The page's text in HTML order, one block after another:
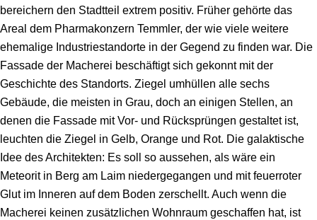
bereichern den Stadtteil extrem positiv. Früher gehörte das
Areal dem Pharmakonzern Temmler, der wie viele weitere
ehemalige Industriestandorte in der Gegend zu finden war. Die
Fassade der Macherei beschäftigt sich gekonnt mit der
Geschichte des Standorts. Ziegel umhüllen alle sechs
Gebäude, die meisten in Grau, doch an einigen Stellen, an
denen die Fassade mit Vor- und Rücksprüngen gestaltet ist,
leuchten die Ziegel in Gelb, Orange und Rot. Die galaktische
Idee des Architekten: Es soll so aussehen, als wäre ein
Meteorit in Berg am Laim niedergegangen und mit feuerroter
Glut im Inneren auf dem Boden zerschellt. Auch wenn die
Macherei keinen zusätzlichen Wohnraum geschaffen hat, ist